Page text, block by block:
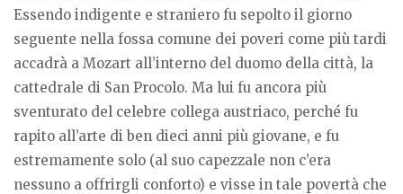
Essendo indigente e straniero fu sepolto il giorno
seguente nella fossa comune dei poveri come più tardi
accadrà a Mozart all’interno del duomo della città, la
cattedrale di San Procolo. Ma lui fu ancora più
sventurato del celebre collega austriaco, perché fu
rapito all’arte di ben dieci anni più giovane, e fu
estremamente solo (al suo capezzale non c’era
nessuno a offrirgli conforto) e visse in tale povertà che